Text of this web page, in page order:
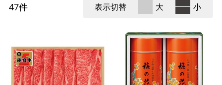
47件 表示切替 大 小